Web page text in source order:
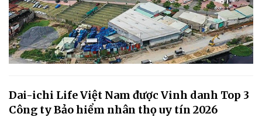
Dai-ichi Life Việt Nam được Vinh danh Top 3
Công ty Bảo hiểm nhân thọ uy tín 2026